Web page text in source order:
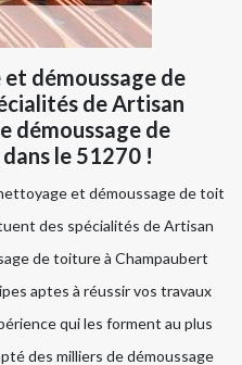
démoussage de
de Artisan
démoussage de
le 51270 !
et démoussage de toit
des spécialités de Artisan
de toiture à Champaubert
aptes à réussir vos travaux
qui les forment au plus
des milliers de démoussage